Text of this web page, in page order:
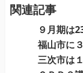
ー
関連記事
９月期は
福山市に
三次市は